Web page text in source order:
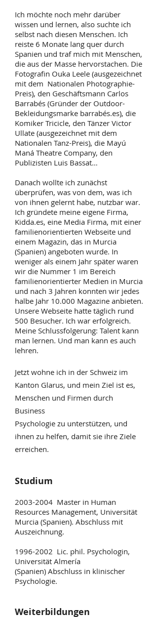
Ich möchte noch mehr darüber
wissen und lernen, also suchte ich
selbst nach diesen Menschen. Ich
reiste 6 Monate lang quer durch
Spanien und traf mich mit Menschen,
die aus der Masse hervorstachen. Die
Fotografin Ouka Leele (ausgezeichnet
mit dem Nationalen Photographie-
Preis), den Geschäftsmann Carlos
Barrabés (Gründer der Outdoor-
Bekleidungsmarke barrabés.es), die
Komiker Tricicle, den Tänzer Victor
Ullate (ausgezeichnet mit dem
Nationalen Tanz-Preis), die Mayú
Maná Theatre Company, den
Publizisten Luis Bassat…
Danach wollte ich zunächst
überprüfen, was von dem, was ich
von ihnen gelernt habe, nutzbar war.
Ich gründete meine eigene Firma,
Kidda.es, eine Media Firma, mit einer
familienorientierten Webseite und
einem Magazin, das in Murcia
(Spanien) angeboten wurde. In
weniger als einem Jahr später waren
wir die Nummer 1 im Bereich
familienorientierter Medien in Murcia
und nach 3 Jahren konnten wir jedes
halbe Jahr 10.000 Magazine anbieten.
Unsere Webseite hatte täglich rund
500 Besucher. Ich war erfolgreich.
Meine Schlussfolgerung: Talent kann
man lernen. Und man kann es auch
lehren.
Jetzt wohne ich in der Schweiz im
Kanton Glarus, und mein Ziel ist es,
Menschen und Firmen durch
Business
Psychologie zu unterstützen, und
ihnen zu helfen, damit sie ihre Ziele
erreichen.
Studium
2003-2004 Master in Human
Resources Management, Universität
Murcia (Spanien). Abschluss mit
Auszeichnung.
1996-2002 Lic. phil. Psychologin,
Universität Almería
(Spanien) Abschluss in klinischer
Psychologie.
Weiterbildungen